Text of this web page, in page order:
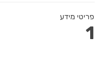
פריטי מידע
1